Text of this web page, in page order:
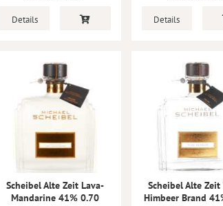
Details Details
Scheibel Alte Zeit Lava-
Mandarine 41% 0.70
Scheibel Alte
Himbeer Brand